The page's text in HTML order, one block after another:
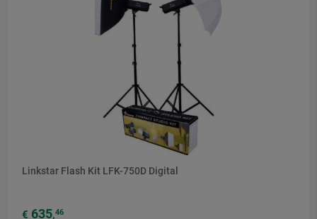
Linkstar Flash Kit LFK-750D Digital
€ 635,46